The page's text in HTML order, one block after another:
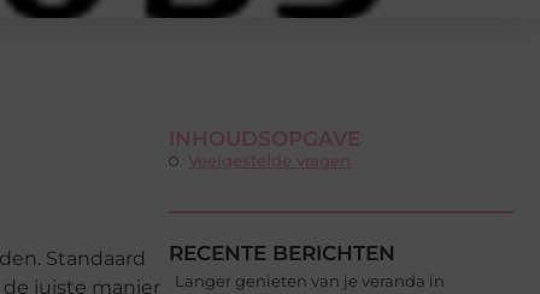
Standaard
juiste manier
INHOUDSOPGAVE
Veelgestelde vragen
RECENTE BERICHTEN
Langer genieten van je veranda in